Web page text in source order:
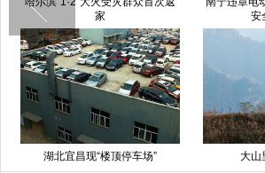
家
安
湖北宜昌现“楼顶停车场” 大山